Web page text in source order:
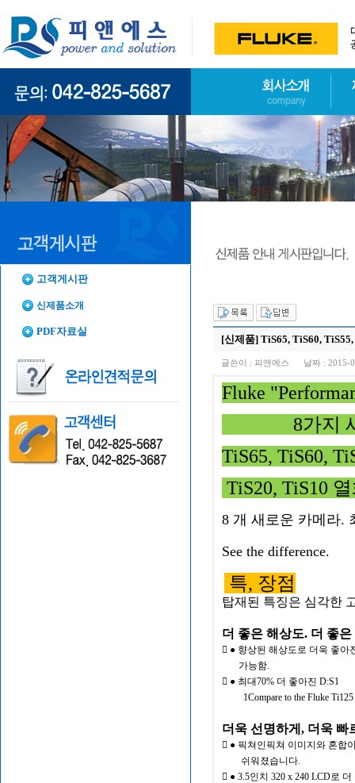
고객게시판
신제품소개
PDF자료실
[신제품] TiS65, TiS60,
글쓴이 : 피앤에스 날짜 : 2015-
Fluke
8가지 새
TiS65, TiS60,
TiS20, TiS10
8 개 새로운 카메라.
See the difference.
특, 장점
탑재된 특징은 심각한
더 좋은 해상도. 더 좋
 ● 향상된 해상도로 더욱 좋아
가능함.
 ● 최대70% 더 좋아진 D:S1
1Compare to the Fluke Ti125
더욱 선명하게, 더욱 빠
 ● 픽쳐인픽쳐 이미지와 혼합
쉬워졌습니다.
 ● 3.5인치 320 x 240 LCD로